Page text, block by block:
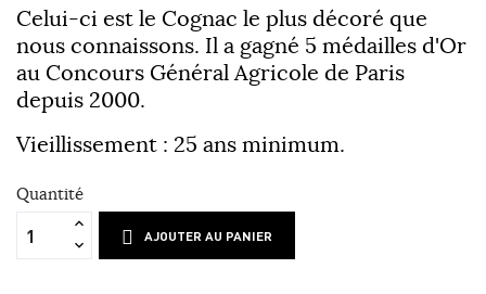
Celui-ci est le Cognac le plus décoré que
nous connaissons. Il a gagné 5 médailles d'Or
au Concours Général Agricole de Paris
depuis 2000.
Vieillissement : 25 ans minimum.
Quantité
AJOUTER AU PANIER